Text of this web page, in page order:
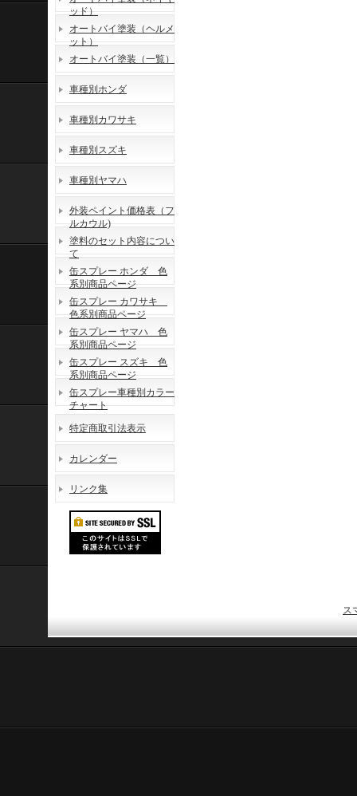
ッド）
オートバイ塗装（ヘルメ
ット）
オートバイ塗装（一覧）
車種別ホンダ
車種別カワサキ
車種別スズキ
車種別ヤマハ
外装ペイント価格表（フ
ルカウル)
塗料のセット内容につい
て
缶スプレー ホンダ 色
系別商品ページ
缶スプレー カワサキ
色系別商品ページ
缶スプレー ヤマハ 色
系別商品ページ
缶スプレー スズキ 色
系別商品ページ
缶スプレー車種別カラー
チャート
特定商取引法表示
カレンダー
リンク集
ス